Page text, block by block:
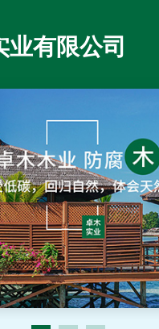
业有限公司